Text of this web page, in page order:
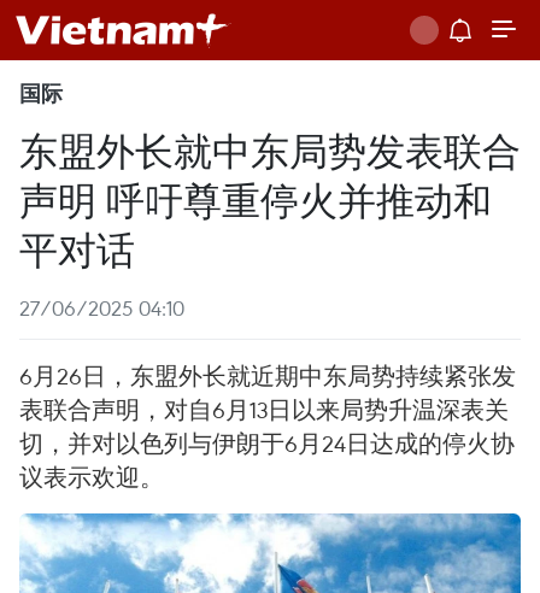
国际
东盟外长就中东局势发表联合
声明 呼吁尊重停火并推动和
平对话
27/06/2025 04:10
6月26日，东盟外长就近期中东局势持续紧张发
表联合声明，对自6月13日以来局势升温深表关
切，并对以色列与伊朗于6月24日达成的停火协
议表示欢迎。